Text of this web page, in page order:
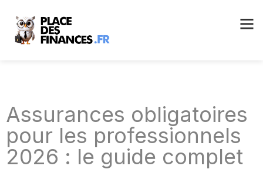
Assurances obligatoires
pour les professionnels
2026 : le guide complet